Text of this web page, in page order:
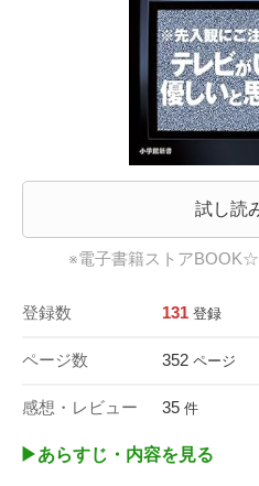
試し読
※電子書籍ストア
登録数 131 登録
ページ数 352 ページ
感想・レビュー 35 件
▶︎あらすじ・内容を見る